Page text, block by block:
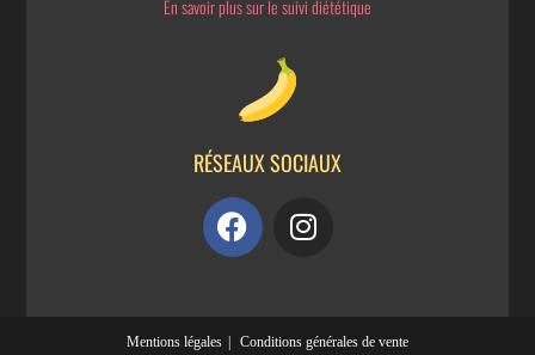
En savoir plus sur le suivi diététique
RÉSEAUX SOCIAUX
Mentions légales Conditions générales de vente